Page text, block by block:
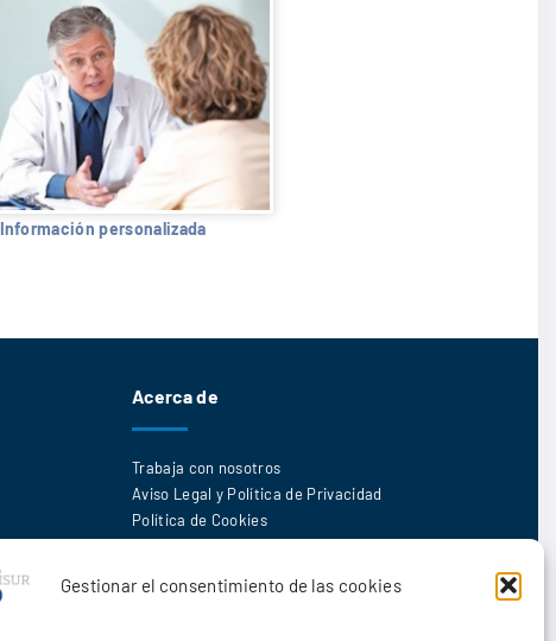
Gestionar el consentimiento de las cookies
Información personalizada
Acerca de
Trabaja con nosotros
Aviso Legal y Política de Privacidad
Política de Cookies